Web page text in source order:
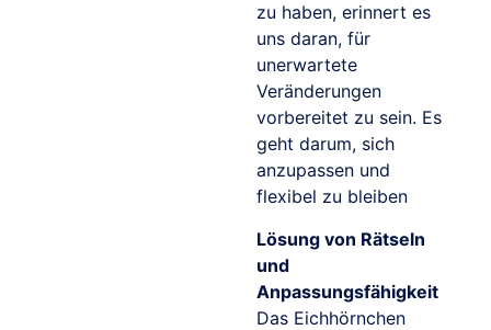
zu haben, erinnert es
uns daran, für
unerwartete
Veränderungen
vorbereitet zu sein. Es
geht darum, sich
anzupassen und
flexibel zu bleiben
Lösung von Rätseln
und
Anpassungsfähigkeit
Das Eichhörnchen